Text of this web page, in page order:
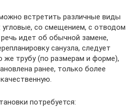
встретить различные виды
угловые, со смещением, с отводом
речь идет об обычной замене,
санузла, следует
же трубу (по размерам и форме),
ранее, только более
качественную.
потребуется: